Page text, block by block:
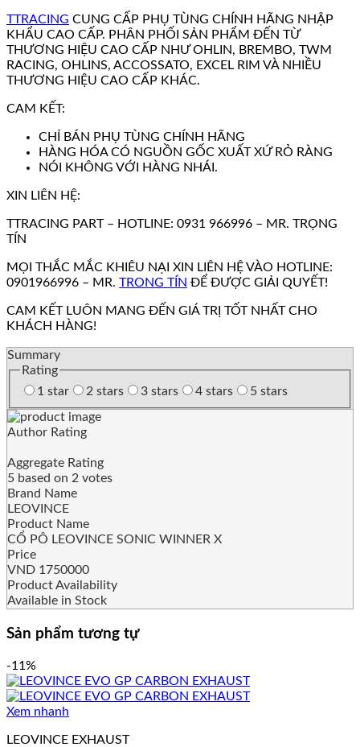
TTRACING CUNG CẤP PHỤ TÙNG CHÍNH HÃNG NHẬP
KHẨU CAO CẤP. PHÂN PHỐI SẢN PHẨM ĐẾN TỪ
THƯƠNG HIỆU CAO CẤP NHƯ OHLIN, BREMBO, TWM
RACING, OHLINS, ACCOSSATO, EXCEL RIM VÀ NHIỀU
THƯƠNG HIỆU CAO CẤP KHÁC.
CAM KẾT:
CHỈ BÁN PHỤ TÙNG CHÍNH HÃNG
HÀNG HÓA CÓ NGUỒN GỐC XUẤT XỨ RỎ RÀNG
NÓI KHÔNG VỚI HÀNG NHÁI.
XIN LIÊN HỆ:
TTRACING PART – HOTLINE: 0931 966996 – MR. TRỌNG
TÍN
MỌI THẮC MẮC KHIÊU NẠI XIN LIÊN HỆ VÀO HOTLINE:
0901966996 – MR. TRONG TÍN ĐỂ ĐƯỢC GIẢI QUYẾT!
CAM KẾT LUÔN MANG ĐẾN GIÁ TRỊ TỐT NHẤT CHO
KHÁCH HÀNG!
Summary
Rating
1 star
2 stars 3 stars 4 stars 5 stars
Author Rating
Aggregate Rating
5 based on 2 votes
Brand Name
LEOVINCE
Product Name
CỔ PÔ LEOVINCE SONIC WINNER X
Price
VND 1750000
Product Availability
Available in Stock
Sản phẩm tương tự
-11%
Xem nhanh
LEOVINCE EXHAUST